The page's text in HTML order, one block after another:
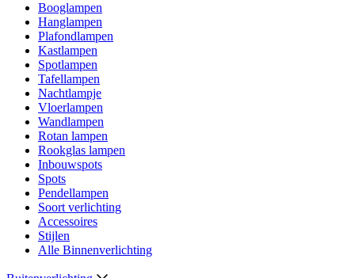
Booglampen
Hanglampen
Plafondlampen
Kastlampen
Spotlampen
Tafellampen
Nachtlampje
Vloerlampen
Wandlampen
Rotan lampen
Rookglas lampen
Inbouwspots
Spots
Pendellampen
Soort verlichting
Accessoires
Stijlen
Alle Binnenverlichting